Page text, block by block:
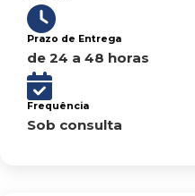
Prazo de Entrega
de 24 a 48 horas
Frequência
Sob consulta